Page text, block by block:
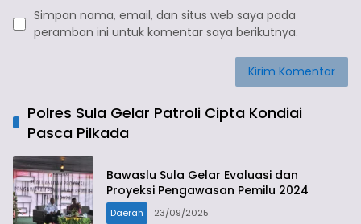
Simpan nama, email, dan situs web saya pada
peramban ini untuk komentar saya berikutnya.
Polres Sula Gelar Patroli Cipta Kondiai
Pasca Pilkada
Bawaslu Sula Gelar Evaluasi dan
Proyeksi Pengawasan Pemilu 2024
Daerah 23/09/2025